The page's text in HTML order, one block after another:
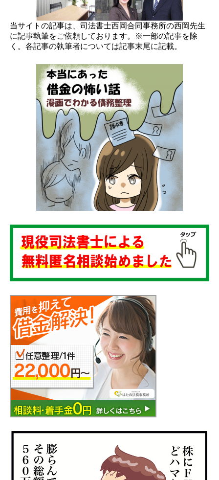
当サイトの記事は、司法書士西岡合同事務所の西岡先生
に記事執筆をご依頼しております。※一部の記事を除
く。各記事の執筆者については記事末尾に記載。